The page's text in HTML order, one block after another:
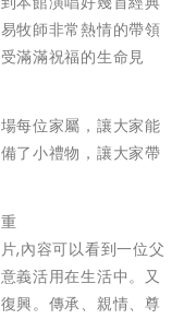
牧師非常熱情的帶領
滿滿祝福的生命見
每位家屬，讓大家能
了小禮物，讓大家帶
,內容可以看到一位父
義活用在生活中。又
興。傳承、親情、尊